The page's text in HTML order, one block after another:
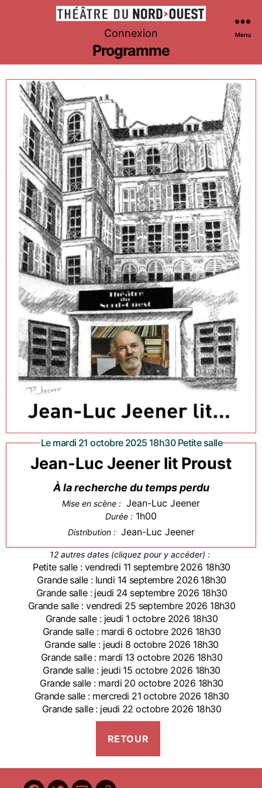
Théâtre
du
Nord-
Ouest
Connexion Menu
Programme
Le mardi 21 octobre 2025 18h30 Petite salle
Jean-Luc Jeener lit Proust
À la recherche du temps perdu
Mise en scène : Jean-Luc Jeener
Durée : 1h00
Distribution : Jean-Luc Jeener
12 autres dates (cliquez pour y accéder) :
Petite salle : vendredi 11 septembre 2026 18h30
Grande salle : lundi 14 septembre 2026 18h30
Grande salle : jeudi 24 septembre 2026 18h30
Grande salle : vendredi 25 septembre 2026 18h30
Grande salle : jeudi 1 octobre 2026 18h30
Grande salle : mardi 6 octobre 2026 18h30
Grande salle : jeudi 8 octobre 2026 18h30
Grande salle : mardi 13 octobre 2026 18h30
Grande salle : jeudi 15 octobre 2026 18h30
Grande salle : mardi 20 octobre 2026 18h30
Grande salle : mercredi 21 octobre 2026 18h30
Grande salle : jeudi 22 octobre 2026 18h30